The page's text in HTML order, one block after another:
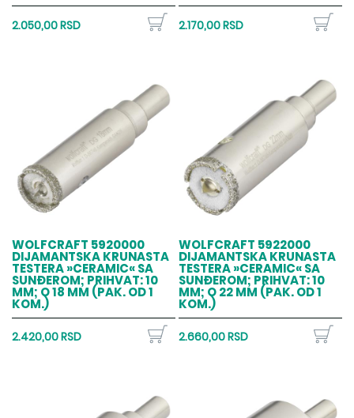
2.050,00 RSD 2.170,00 RSD
WOLFCRAFT 5920000
DIJAMANTSKA KRUNASTA
TESTERA »CERAMIC« SA
SUNĐEROM; PRIHVAT: 10
MM; O 18 MM (PAK. OD 1
KOM.)
2.420,00 RSD
WOLFCRAFT 5922000
DIJAMANTSKA KRUNASTA
TESTERA »CERAMIC« SA
SUNĐEROM; PRIHVAT: 10
MM; O 22 MM (PAK. OD 1
KOM.)
2.660,00 RSD